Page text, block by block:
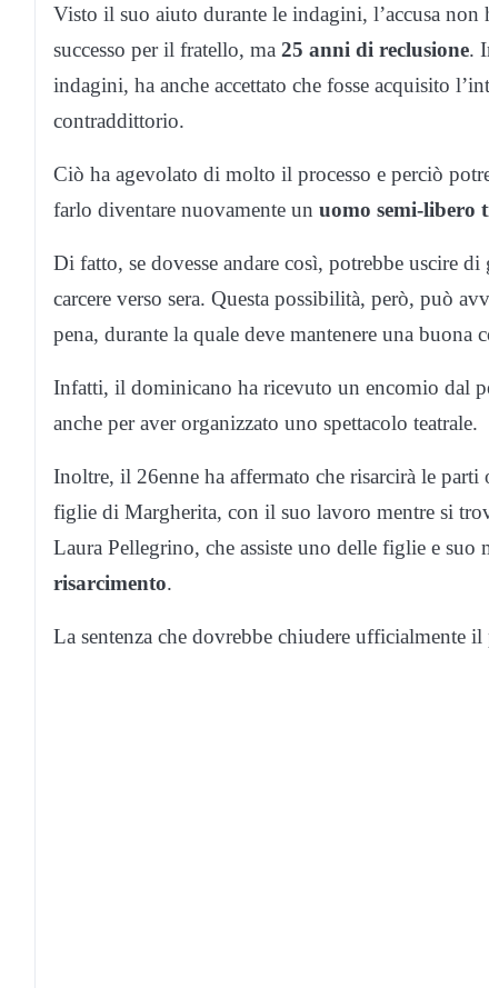
Visto il suo aiuto durante le indagini, l’accusa
successo per il fratello, ma 25 anni di reclusione.
indagini, ha anche accettato che fosse acquisito
contraddittorio.
Ciò ha agevolato di molto il processo e perciò
farlo diventare nuovamente un uomo semi-libero
Di fatto, se dovesse andare così, potrebbe uscire
carcere verso sera. Questa possibilità, però, può
pena, durante la quale deve mantenere una buona
Infatti, il dominicano ha ricevuto un encomio dal
anche per aver organizzato uno spettacolo teatrale.
Inoltre, il 26enne ha affermato che risarcirà le
figlie di Margherita, con il suo lavoro mentre si
Laura Pellegrino, che assiste uno delle figlie e suo
risarcimento.
La sentenza che dovrebbe chiudere ufficialmente